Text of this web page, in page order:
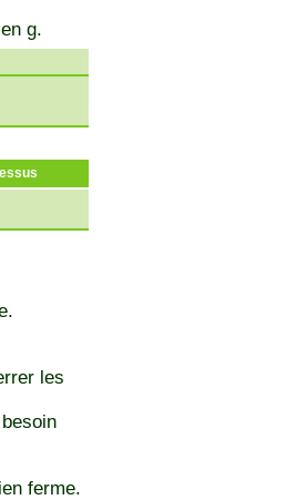
g.
les
ferme.